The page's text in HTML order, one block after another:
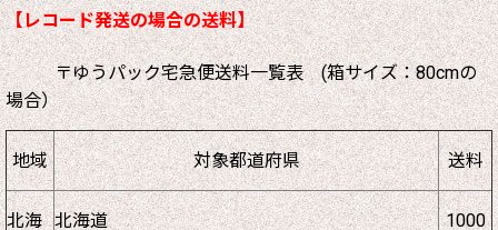
【レコード発送の場合の送料】
〒ゆうパック宅急便送料一覧表 (箱サイズ：80cmの
場合）
地域 対象都道府県 送料
北海 北海道 1000